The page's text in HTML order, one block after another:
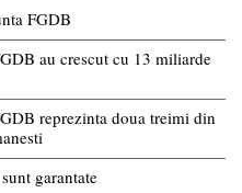
FGDB
au crescut cu 13 miliarde
reprezinta doua treimi din
garantate